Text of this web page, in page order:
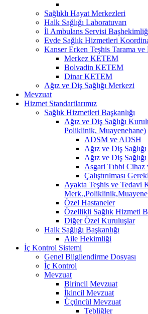
Sağlıklı Hayat Merkezleri
Halk Sağlığı Laboratuvarı
İl Ambulans Servisi
Evde Sağlık Hizmetleri
Kanser Erken Teşhis Tarama
Merkez KETEM
Bolvadin KETEM
Dinar KETEM
Ağız ve Diş Sağlığı Merkezi
Mevzuat
Hizmet Standartlarımız
Sağlık Hizmetleri Başkanlığı
Ağız ve Diş Sağlığı
Poliklinik, Muayenehane)
ADSM ve ADSH
Ağız ve Diş
Ağız ve Diş
Asgari Tıbbi Cihaz
Çalıştırılması
Ayakta Teşhis ve Tedavi
Özel Hastaneler
Özellikli Sağlık Hizmeti
Diğer Özel Kuruluşlar
Halk Sağlığı Başkanlığı
Aile Hekimliği
İç Kontrol Sistemi
Genel Bilgilendirme Dosyası
İç Kontrol
Mevzuat
Birincil Mevzuat
İkincil Mevzuat
Üçüncül Mevzuat
Tebliğler